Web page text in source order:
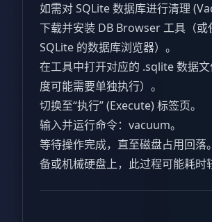
如需对 SQLite 数据库进行清理
下载并安装 DB Browser 工具（或
SQLite 的数据库浏览器）。
在工具中打开对应的 .sqlite 数据
度可能需要单独执行）。
切换至“执行” (Execute) 标签页。
输入并运行命令：vacuum。
等待操作完成，直至磁盘占用回落
备或机械硬盘上，此过程可能耗时